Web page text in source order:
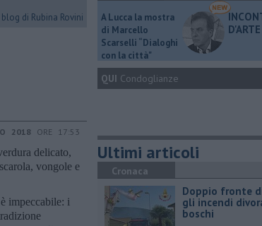
di Rubina Rovini
2018 ORE 17:53
delicato,
vongole e
impeccabile: i
A Lucca la mostra
di Marcello
Scarselli “Dialoghi
con la città"
D'ARTE
QUI Condoglianze
Ultimi articoli
Cronaca
Doppio fronte
gli incendi
boschi